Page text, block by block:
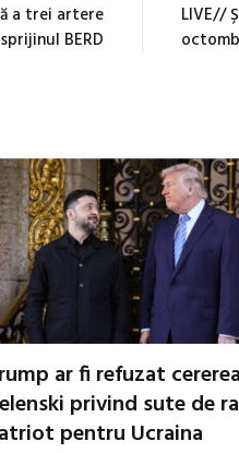
a trei artere
BERD
LIVE//
ar fi refuzat
privind sute de
pentru Ucraina